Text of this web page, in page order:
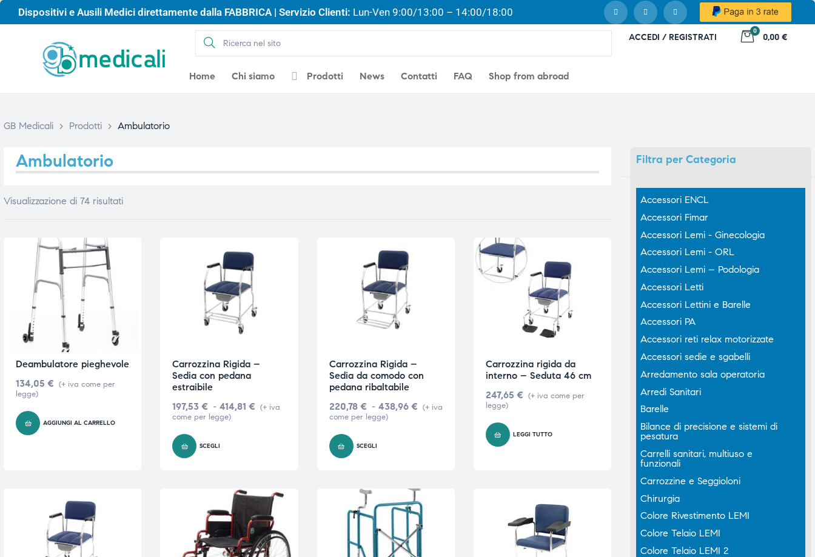
Dispositivi e Ausili Medici direttamente dalla FABBRICA | Servizio Clienti: Lun-Ven 9:00/13:00 – 14:00/18:00
ACCEDI / REGISTRATI
0
0,00 €
di
Home Chi siamo Prodotti News Contatti FAQ Shop from abroad
GB Medicali > Prodotti > Ambulatorio
Ambulatorio
Visualizzazione di 74 risultati
Deambulatore pieghevole
134,05 € (+ iva come per
legge)
AGGIUNGI AL CARRELLO
Carrozzina Rigida –
Sedia con pedana
estraibile
197,53€ - 414,81€ (+ iva
come per legge)
SCEGLI
Carrozzina Rigida –
Sedia da comodo con
pedana ribaltabile
220,78 € - 438,96 € (+ iva
come per legge)
SCEGLI
Carrozzina rigida da
interno – Seduta 46 cm
247,65 € (+ iva come per
legge)
LEGGI TUTTO
Filtra per Categoria
Accessori ENCL
Accessori Fimar
Accessori Lemi - Ginecologia
Accessori Lemi - ORL
Accessori Lemi – Podologia
Accessori Letti
Accessori Lettini e Barelle
Accessori PA
Accessori reti relax motorizzate
Accessori sedie e sgabelli
Arredamento sala operatoria
Arredi Sanitari
Barelle
Bilance di precisione e sistemi di
pesatura
Carrelli sanitari, multiuso e
funzionali
Carrozzine e Seggioloni
Chirurgia
Colore Rivestimento LEMI
Colore Telaio LEMI
Colore Telaio LEMI 2
di